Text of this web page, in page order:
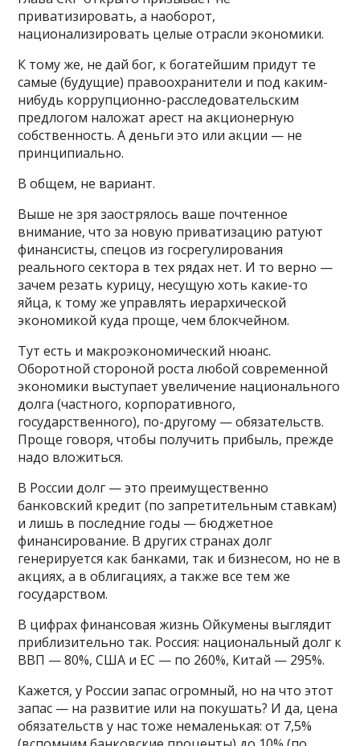
приватизировать, а наоборот,
национализировать целые отрасли экономики.
К тому же, не дай бог, к богатейшим придут те
самые (будущие) правоохранители и под каким-
нибудь коррупционно-расследовательским
предлогом наложат арест на акционерную
собственность. А деньги это или акции — не
принципиально.
В общем, не вариант.
Выше не зря заострялось ваше почтенное
внимание, что за новую приватизацию ратуют
финансисты, спецов из госрегулирования
реального сектора в тех рядах нет. И то верно —
зачем резать курицу, несущую хоть какие-то
яйца, к тому же управлять иерархической
экономикой куда проще, чем блокчейном.
Тут есть и макроэкономический нюанс.
Оборотной стороной роста любой современной
экономики выступает увеличение национального
долга (частного, корпоративного,
государственного), по-другому — обязательств.
Проще говоря, чтобы получить прибыль, прежде
надо вложиться.
В России долг — это преимущественно
банковский кредит (по запретительным ставкам)
и лишь в последние годы — бюджетное
финансирование. В других странах долг
генерируется как банками, так и бизнесом, но не в
акциях, а в облигациях, а также все тем же
государством.
В цифрах финансовая жизнь Ойкумены выглядит
приблизительно так. Россия: национальный долг к
ВВП — 80%, США и ЕС — по 260%, Китай — 295%.
Кажется, у России запас огромный, но на что этот
запас — на развитие или на покушать? И да, цена
обязательств у нас тоже немаленькая: от 7,5%